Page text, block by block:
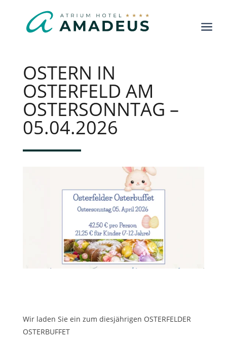
a
OSTERN IN
OSTERFELD AM
OSTERSONNTAG –
05.04.2026
Wir laden Sie ein zum diesjährigen OSTERFELDER
OSTERBUFFET